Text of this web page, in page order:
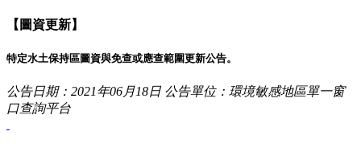
【圖資更新】
特定水土保持區圖資與免查或應查範圍更新公告。
公告日期：2021年06月18日 公告單位：環境敏感地區單一窗
口查詢平台